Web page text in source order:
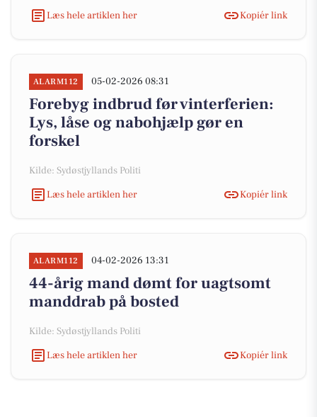
Læs hele artiklen her Kopiér link
ALARM112 05-02-2026 08:31
Forebyg indbrud før vinterferien:
Lys, låse og nabohjælp gør en
forskel
Kilde: Sydøstjyllands Politi
Læs hele artiklen her
Kopiér link
ALARM112 04-02-2026 13:31
44-årig mand dømt for uagtsomt
manddrab på bosted
Kilde: Sydøstjyllands Politi
Læs hele artiklen her
Kopiér link